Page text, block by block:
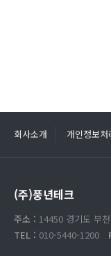
회사소개 개인정보처
(주)풍년테크
주소 : 14450 경기도 부
TEL : 010-5440-1200